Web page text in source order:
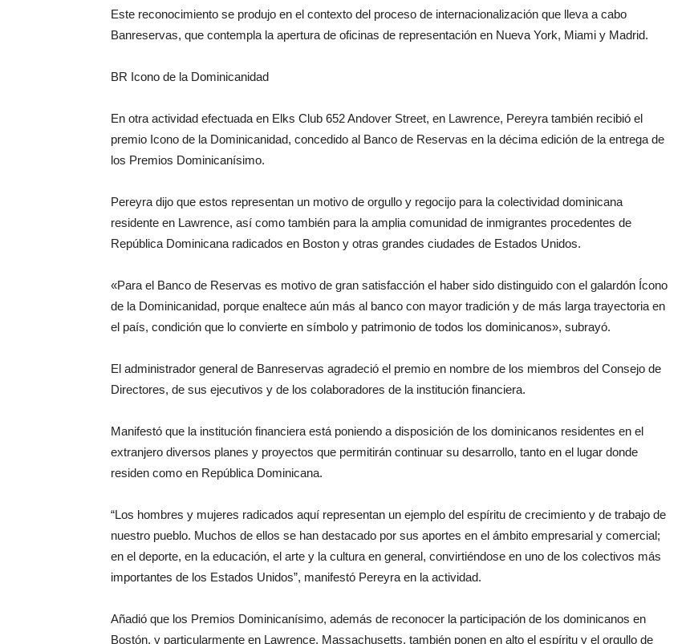
Este reconocimiento se produjo en el contexto del proceso de internacionalización que lleva a ca​bo
Banreservas, que contempla la apertura de oficinas de representación en Nueva York, Miami y Madrid.
BR Icono de la Dominicanidad
En otra actividad efectuada en Elks Club 652 Andover Street, en Lawrence, Pereyra también recibió el
premio Icono de la Dominicanidad, concedido al Banco de Reservas en la décima edición de la entrega de
los Premios Dominicanísimo.
Pereyra dijo que estos representan un motivo de orgullo y regocijo para la colectividad dominicana
residente en Lawrence, así como también para la amplia comunidad de inmigrantes procedentes de
República Dominicana radicados en Boston y otras grandes ciudades de Estados Unidos.
«Para el Banco de Reservas es motivo de gran satisfacción el haber sido distinguido con el galardón Ícono
de la Dominicanidad, porque enaltece aún más al banco con mayor tradición y de más larga trayectoria en
el país, condición que lo convierte en símbolo y patrimonio de todos los dominicanos», subrayó.
El administrador general de Banreservas agradeció el premio en nombre de los miembros del Consejo de
Directores, de sus ejecutivos y de los colaboradores de la institución financiera.
Manifestó que la institución financiera está poniendo a disposición de los dominicanos residentes en el
extranjero diversos planes y proyectos que permitirán continuar su desarrollo, tanto en el lugar donde
residen como en República Dominicana.
“Los hombres y mujeres radicados aquí representan un ejemplo del espíritu de crecimiento y de trabajo de
nuestro pueblo. Muchos de ellos se han destacado por sus aportes en el ámbito empresarial y comercial;
en el deporte, en la educación, el arte y la cultura en general, convirtiéndose en uno de los colectivos más
importantes de los Estados Unidos”, manifestó Pereyra en la actividad.
Añadió que los Premios Dominicanísimo, además de reconocer la participación de los dominicanos en
Bostón, y particularmente en Lawrence, Massachusetts, también ponen en alto el espíritu y el orgullo de